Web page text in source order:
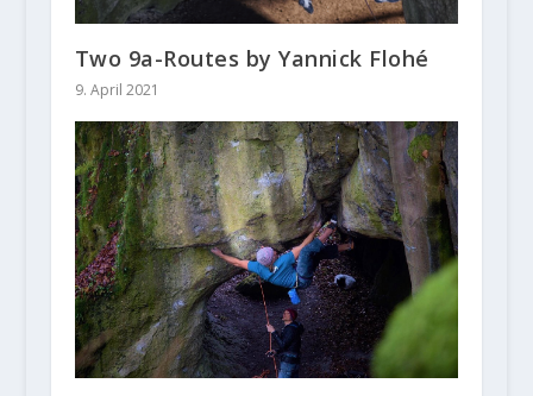
Two 9a-Routes by Yannick Flohé
9. April 2021